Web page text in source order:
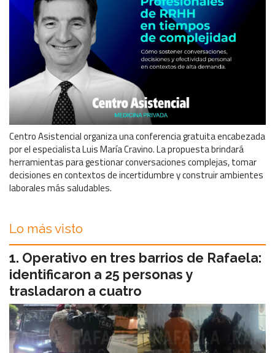
Centro Asistencial organiza una conferencia gratuita encabezada
por el especialista Luis María Cravino. La propuesta brindará
herramientas para gestionar conversaciones complejas, tomar
decisiones en contextos de incertidumbre y construir ambientes
laborales más saludables.
Lo más visto
Operativo en tres barrios de Rafaela:
identificaron a 25 personas y
trasladaron a cuatro